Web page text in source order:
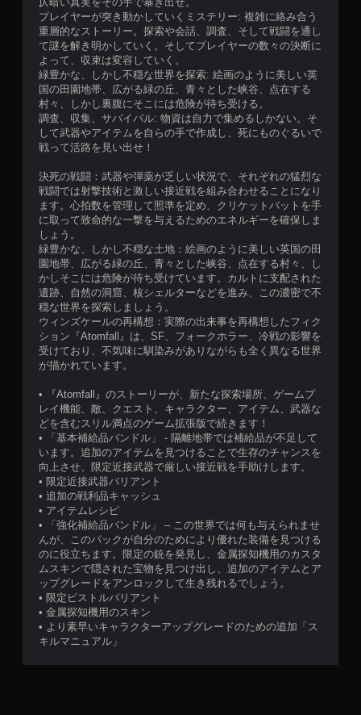
プレイヤーが突き動かしていくミステリー: 複雑に絡み合う
重層的なストーリー。探索や会話、調査、そして戦闘を通し
て謎を解き明かしていく。そしてプレイヤーの数々の決断に
よって、収束は変容していく。
緑豊かな、しかし不穏な世界を探索: 絵画のように美しい英
国の田園地帯、広がる緑の丘、青々とした峡谷、点在する
村々、しかし裏腹にそこには危険が待ち受ける。
調査、収集、サバイバル: 物資は自力で集めるしかない。そ
して武器やアイテムを自らの手で作成し、死にものぐるいで
戦って活路を見い出せ！
決死の戦闘：武器や弾薬が乏しい状況で、それぞれの猛烈な
戦闘では射撃技術と激しい接近戦を組み合わせることになり
ます。心拍数を管理して照準を定め、クリケットバットを手
に取って致命的な一撃を与えるためのエネルギーを確保しま
しょう。
緑豊かな、しかし不穏な土地：絵画のように美しい英国の田
園地帯、広がる緑の丘、青々とした峡谷、点在する村々、し
かしそこには危険が待ち受けています。カルトに支配された
遺跡、自然の洞窟、核シェルターなどを進み、この濃密で不
穏な世界を探索しましょう。
ウィンズケールの再構想：実際の出来事を再構想したフィク
ション『Atomfall』は、SF、フォークホラー、冷戦の影響を
受けており、不気味に馴染みがありながらも全く異なる世界
が描かれています。
• 『Atomfall』のストーリーが、新たな探索場所、ゲームプ
レイ機能、敵、クエスト、キャラクター、アイテム、武器な
どを含むスリル満点のゲーム拡張版で続きます！
• 「基本補給品バンドル」 - 隔離地帯では補給品が不足して
います。追加のアイテムを見つけることで生存のチャンスを
向上させ、限定近接武器で厳しい接近戦を手助けします。
• 限定近接武器バリアント
• 追加の戦利品キャッシュ
• アイテムレシピ
• 「強化補給品バンドル」 – この世界では何も与えられませ
んが、このパックが自分のためにより優れた装備を見つける
のに役立ちます。限定の銃を発見し、金属探知機用のカスタ
ムスキンで隠された宝物を見つけ出し、追加のアイテムとア
ップグレードをアンロックして生き残れるでしょう。
• 限定ピストルバリアント
• 金属探知機用のスキン
• より素早いキャラクターアップグレードのための追加「ス
キルマニュアル」